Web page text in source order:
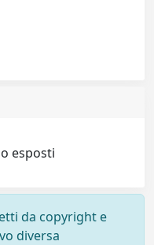
esposti
da copyright e
diversa